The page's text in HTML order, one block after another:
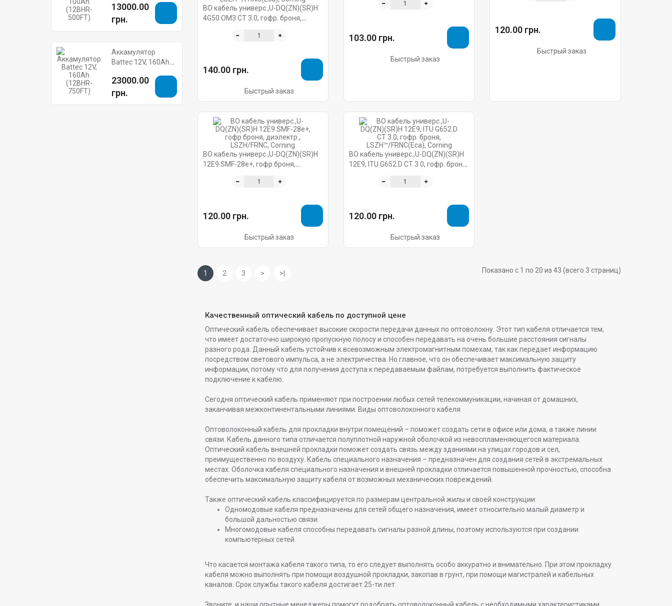
13000.00
грн.
Аккамулятор
Battec 12V, 160Ah
23000.00
грн.
ВО кабель универс.,U-DQ(ZN)(SR)H
4G50 OM3 CT 3.0, гофр. броня,
140.00 грн.
Быстрый заказ
103.00 грн.
Быстрый заказ
120.00 грн.
Быстрый заказ
ВО кабель универс.,U-DQ(ZN)(SR)H
12E9 SMF-28e+, гофр.броня,
120.00 грн.
Быстрый заказ
ВО кабель универс.,U-DQ(ZN)(SR)H
12E9, ITU G652.D CT 3.0, гофр. броня,
120.00 грн.
Быстрый заказ
1 2 3 > >| Показано с 1 по 20 из 43 (всего 3 страниц)
Качественный оптический кабель по доступной цене
Оптический кабель обеспечивает высокие скорости передачи данных по оптоволокну. Этот тип кабеля отличается тем,
что имеет достаточно широкую пропускную полосу и способен передавать на очень большие расстояния сигналы
разного рода. Данный кабель устойчив к всевозможным электромагнитным помехам, так как передает информацию
посредством светового импульса, а не электричества. Но главное, что он обеспечивает максимальную защиту
информации, потому что для получения доступа к передаваемым файлам, потребуется выполнить фактическое
подключение к кабелю.
Сегодня оптический кабель применяют при построении любых сетей телекоммуникации, начиная от домашних,
заканчивая межконтинентальными линиями. Виды оптоволоконного кабеля
Оптоволоконный кабель для прокладки внутри помещений – поможет создать сети в офисе или дома, а также линии
связи. Кабель данного типа отличается полуплотной наружной оболочкой из невоспламеняющегося материала.
Оптический кабель внешней прокладки поможет создать связь между зданиями на улицах городов и сел,
преимущественно по воздуху. Кабель специального назначения – предназначен для создания сетей в экстремальных
местах. Оболочка кабеля специального назначения и внешней прокладки отличается повышенной прочностью, способна
обеспечить максимальную защиту кабеля от возможных механических повреждений.
Также оптический кабель классифицируется по размерам центральной жилы и своей конструкции:
Одномодовые кабеля предназначены для сетей общего назначения, имеет относительно малый диаметр и
большой дальностью связи.
Многомодовые кабеля способны передавать сигналы разной длины, поэтому используются при создании
компьютерных сетей.
Что касается монтажа кабеля такого типа, то его следует выполнять особо аккуратно и внимательно. При этом прокладку
кабеля можно выполнять при помощи воздушной прокладки, закопав в грунт, при помощи магистралей и кабельных
каналов. Срок службы такого кабеля достигает 25-ти лет.